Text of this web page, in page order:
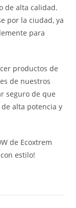
de alta calidad.
por la ciudad, ya
para
productos de
de nuestros
seguro de que
alta potencia y
de Ecoxtrem
estilo!